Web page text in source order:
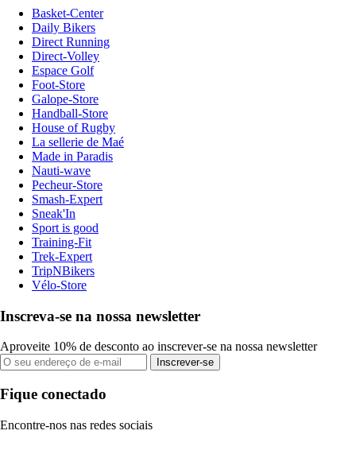
Basket-Center
Daily Bikers
Direct Running
Direct-Volley
Espace Golf
Foot-Store
Galope-Store
Handball-Store
House of Rugby
La sellerie de Maé
Made in Paradis
Nauti-wave
Pecheur-Store
Smash-Expert
Sneak'In
Sport is good
Training-Fit
Trek-Expert
TripNBikers
Vélo-Store
Inscreva-se na nossa newsletter
Aproveite 10% de desconto ao inscrever-se na nossa newsletter
Inscrever-se
Fique conectado
Encontre-nos nas redes sociais